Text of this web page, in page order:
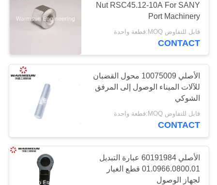
قطع غيار مكدس
الوصول
قطع غيار ممهدة
السيارات
18
Nut RSC45.12-10A For SANY
Port Machinery
قابل للتفاوض MOQ:قطعة واحدة
CONTACT
الأصلي 10075009 محول القضبان
للآلات الميناء الوصول إلى المرفق
الشوكي
قابل للتفاوض MOQ:قطعة واحدة
CONTACT
الأصلي 60191984 عبارة التبديل
01.0966.0800.01 قطع الغيار
لجهاز الوصول